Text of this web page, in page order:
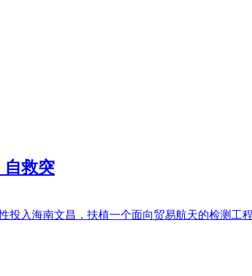
自救突
投入海南文昌，扶植一个面向贸易航天的检测工